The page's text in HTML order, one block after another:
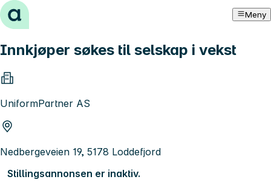
Hopp til innhold Meny
Innkjøper søkes til selskap i vekst
UniformPartner AS
Nedbergeveien 19, 5178 Loddefjord
Stillingsannonsen er inaktiv.